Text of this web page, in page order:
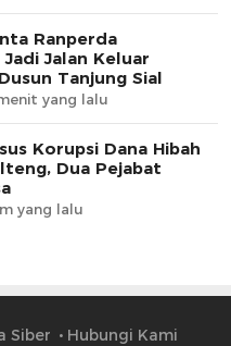
Ranperda
Jalan Keluar
Tanjung Sial
yang lalu
Korupsi Dana Hibah
Dua Pejabat
yang lalu
Siber Hubungi Kami